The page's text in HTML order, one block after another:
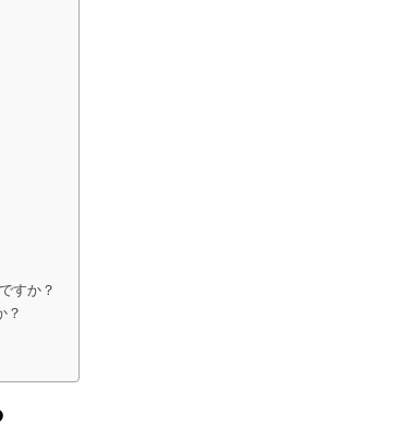
すか？
？